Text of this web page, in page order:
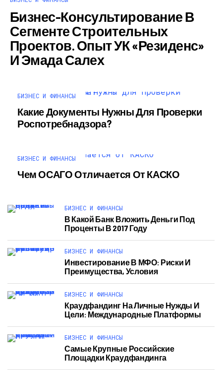
Бизнес-Консультирование В
Сегменте Строительных
Проектов. Опыт УК «Резиденс»
И Эмада Салех
БИЗНЕС И ФИНАНСЫ
Какие Документы Нужны Для Проверки
Роспотребнадзора?
БИЗНЕС И ФИНАНСЫ
Чем ОСАГО Отличается От КАСКО
БИЗНЕС И ФИНАНСЫ
В Какой Банк Вложить Деньги Под
Проценты В 2017 Году
БИЗНЕС И ФИНАНСЫ
Инвестирование В МФО: Риски И
Преимущества, Условия
БИЗНЕС И ФИНАНСЫ
Краудфандинг На Личные Нужды И
Цели: Международные Платформы
БИЗНЕС И ФИНАНСЫ
Самые Крупные Российские
Площадки Краудфандинга